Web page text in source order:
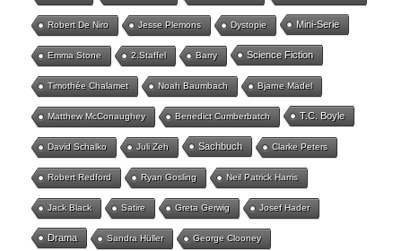
Robert De Niro Jesse Plemons Dystopie Mini-Serie
Emma Stone 2.Staffel Barry Science Fiction
Timothée Chalamet Noah Baumbach Bjarne Mädel
Matthew McConaughey Benedict Cumberbatch T.C. Boyle
David Schalko Juli Zeh Sachbuch Clarke Peters
Robert Redford Ryan Gosling Neil Patrick Harris
Jack Black Satire Greta Gerwig Josef Hader
Drama Sandra Hüller George Clooney